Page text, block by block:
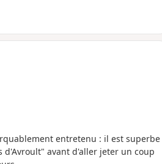
entretenu : il est superbe
avant d'aller jeter un coup